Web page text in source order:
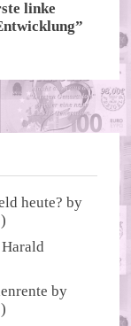
linke
heute? by
Harald
by